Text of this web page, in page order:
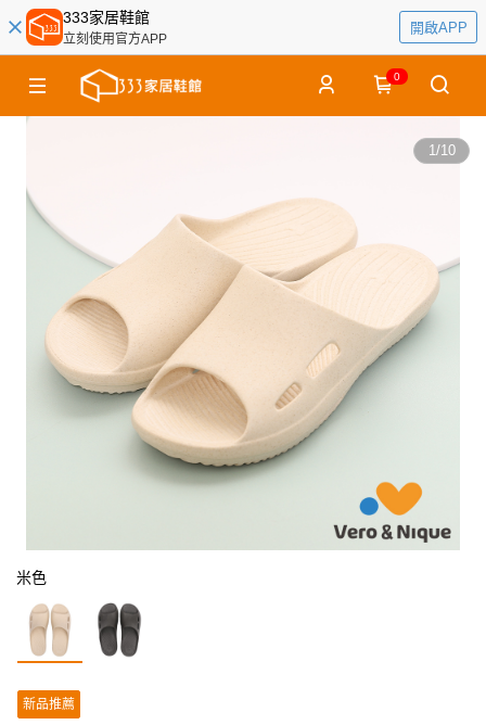
333家居鞋館
立刻使用官方APP
開啟APP
0
1/10
米色
新品推薦